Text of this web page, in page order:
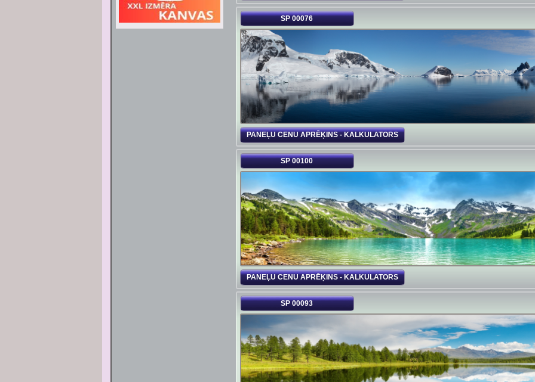
SP 00076
PANEĻU CENU APRĒĶINS - KALKULATORS
SP 00100
PANEĻU CENU APRĒĶINS - KALKULATORS
SP 00093